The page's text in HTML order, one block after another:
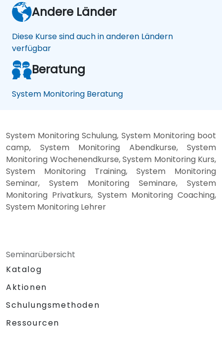
Andere Länder
Diese Kurse sind auch in anderen Ländern
verfügbar
Beratung
System Monitoring Beratung
System Monitoring Schulung, System Monitoring boot
camp, System Monitoring Abendkurse, System
Monitoring Wochenendkurse, System Monitoring Kurs,
System Monitoring Training, System Monitoring
Seminar, System Monitoring Seminare, System
Monitoring Privatkurs, System Monitoring Coaching,
System Monitoring Lehrer
Seminarübersicht
Katalog
Aktionen
Schulungsmethoden
Ressourcen